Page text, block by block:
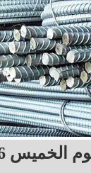
الخميس 6 أغسطس